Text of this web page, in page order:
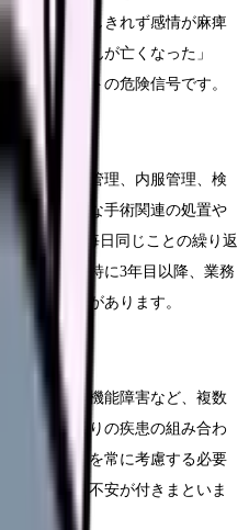
しみを処理しきれず感情が麻痺
当の患者さんが亡くなった」
バーンアウトの危険信号です。
ップの停滞
測定、点滴管理、内服管理、検
外科のような手術関連の処置や
なく、「毎日同じことの繰り返
がいます。特に3年目以降、業務
感じる傾向があります。
理
心不全、腎機能障害など、複数
。一人ひとりの疾患の組み合わ
病態の変化を常に考慮する必要
か」という不安が付きまといま